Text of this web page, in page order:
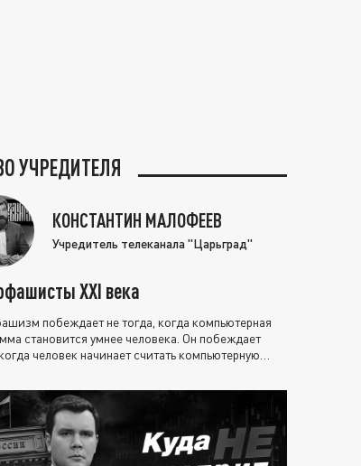
УЧРЕДИТЕЛЯ
КОНСТАНТИН МАЛОФЕЕВ
Учредитель телеканала "Царьград"
XXI века
побеждает не тогда, когда компьютерная
становится умнее человека. Он побеждает
человек начинает считать компьютерную